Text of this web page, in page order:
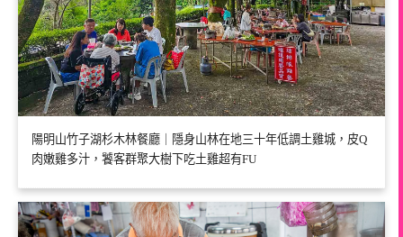
陽明山竹子湖杉木林餐廳｜隱身山林在地三十年低調土雞城，皮Q
肉嫩雞多汁，饕客群聚大樹下吃土雞超有FU